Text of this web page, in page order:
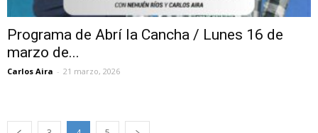
Programa de Abrí la Cancha / Lunes 16 de
marzo de...
Carlos Aira - 21 marzo, 2026